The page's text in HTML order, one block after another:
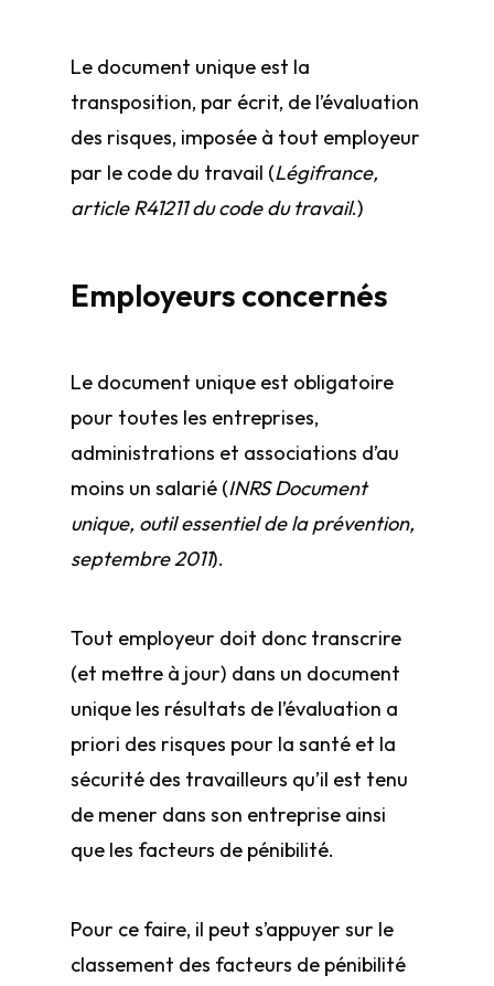
Le document unique est la
transposition, par écrit, de l’évaluation
des risques, imposée à tout employeur
par le code du travail (Légifrance,
article R4121­1 du code du travail.)
Employeurs concernés
Le document unique est obligatoire
pour toutes les entreprises,
administrations et associations d’au
moins un salarié (INRS Document
unique, outil essentiel de la prévention,
septembre 2011).
Tout employeur doit donc transcrire
(et mettre à jour) dans un document
unique les résultats de l’évaluation a
priori des risques pour la santé et la
sécurité des travailleurs qu’il est tenu
de mener dans son entreprise ainsi
que les facteurs de pénibilité.
Pour ce faire, il peut s’appuyer sur le
classement des facteurs de pénibilité